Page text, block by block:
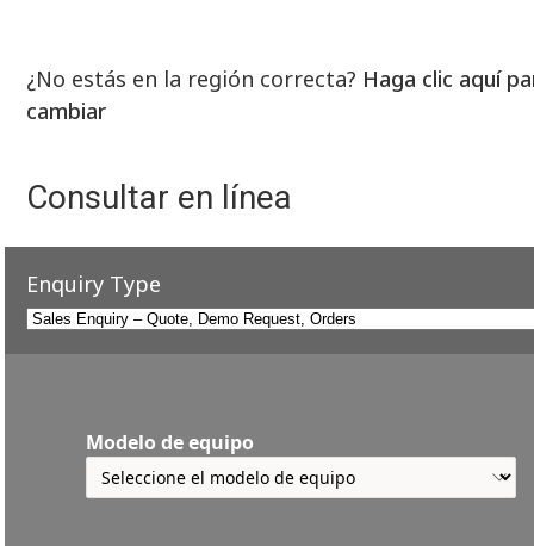
¿No estás en la región correcta? Haga clic aquí
cambiar
Consultar en línea
Enquiry Type
Modelo de equipo